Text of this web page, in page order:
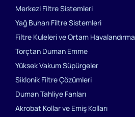
Merkezi Filtre Sistemleri
Yağ Buharı Filtre Sistemleri
Filtre Kuleleri ve Ortam Havalandırma
Torçtan Duman Emme
Yüksek Vakum Süpürgeler
Siklonik Filtre Çözümleri
Duman Tahliye Fanları
Akrobat Kollar ve Emiş Kolları